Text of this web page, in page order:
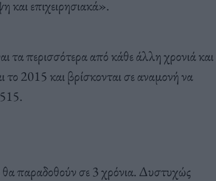
και επιχειρησιακά».
τα περισσότερα από κάθε άλλη χρονιά και
2015 και βρίσκονται σε αναμονή να
παραδοθούν σε 3 χρόνια. Δυστυχώς